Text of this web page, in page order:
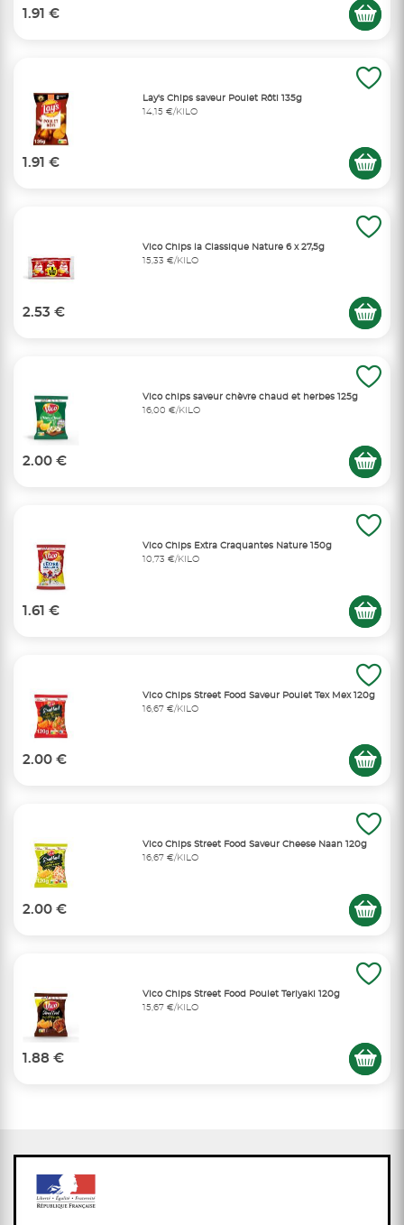
1.91 €
Lay's Chips saveur Poulet Rôti 135g
14,15 €/KILO
1.91 €
Vico Chips la Classique Nature 6 x 27,5g
15,33 €/KILO
2.53 €
Vico chips saveur chèvre chaud et herbes 125g
16,00 €/KILO
2.00 €
Vico Chips Extra Craquantes Nature 150g
10,73 €/KILO
1.61 €
Vico Chips Street Food Saveur Poulet Tex Mex 120g
16,67 €/KILO
2.00 €
Vico Chips Street Food Saveur Cheese Naan 120g
16,67 €/KILO
2.00 €
Vico Chips Street Food Poulet Teriyaki 120g
15,67 €/KILO
1.88 €